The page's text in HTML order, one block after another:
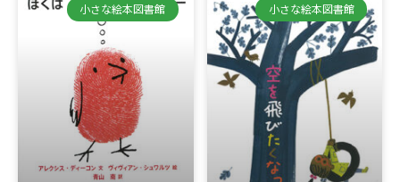
小さな絵本図書館 小さな絵本図書館